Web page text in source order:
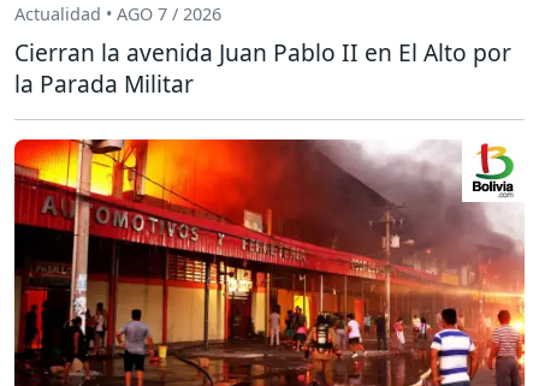
Actualidad • AGO 7 / 2026
Cierran la avenida Juan Pablo II en El Alto por
la Parada Militar